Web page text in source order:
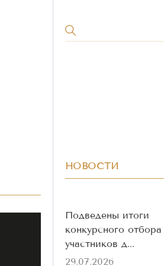
НОВОСТИ
Подведены итоги
конкурсного отбора
участников д...
29.07.2026